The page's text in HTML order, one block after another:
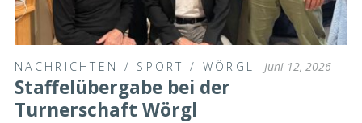
NACHRICHTEN / SPORT / WÖRGL Juni 12, 2026
Staffelübergabe bei der
Turnerschaft Wörgl